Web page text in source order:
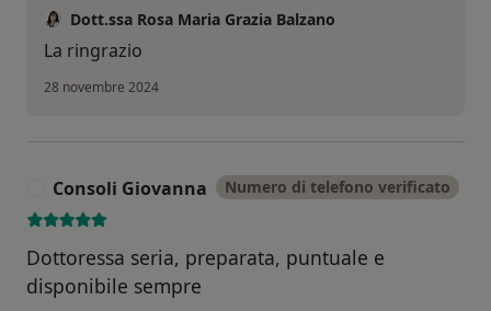
Dott.ssa Rosa Maria Grazia Balzano
La ringrazio
28 novembre 2024
Consoli Giovanna Numero di telefono verificato
Dottoressa seria, preparata, puntuale e
disponibile sempre